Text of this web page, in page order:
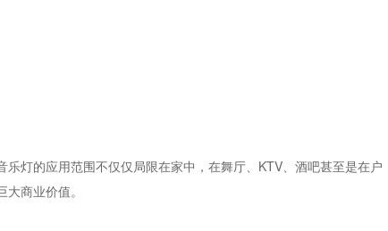
灯的应用范围不仅仅局限在家中，在舞厅、KTV、酒吧甚至是在户
商业价值。